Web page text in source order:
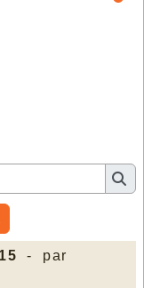
- par